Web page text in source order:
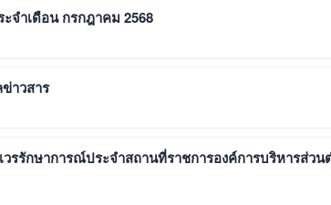
จำเดือน กรกฎาคม 2568
าวสาร
รรักษาการณ์ประจำสถานที่ราชการองค์การบริหารส่วน